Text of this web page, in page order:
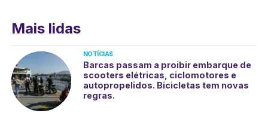
Mais lidas
NOTÍCIAS
Barcas passam a proibir embarque de
scooters elétricas, ciclomotores e
autopropelidos. Bicicletas tem novas
regras.